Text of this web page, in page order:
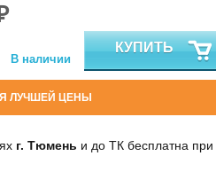
В наличии
КУПИТЬ
ЛУЧШЕЙ ЦЕНЫ
г. Тюмень и до ТК бесплатна при